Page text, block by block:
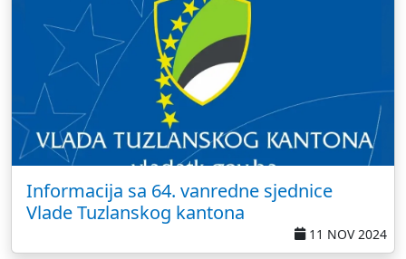
Informacija sa 64. vanredne sjednice
Vlade Tuzlanskog kantona
11 NOV 2024